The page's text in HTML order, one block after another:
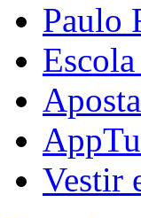
Paulo
Vestir